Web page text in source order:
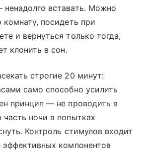
вставать. Можно
комнату, посидеть при
и вернуться только тогда,
клонить в сон.
строгие 20 минут:
само способно усилить
принцип — не проводить в
ночи в попытках
Контроль стимулов входит
эффективных компонентов